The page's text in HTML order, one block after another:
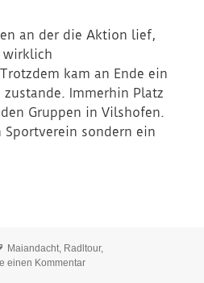
an der die Aktion lief,
wirklich
kam an Ende ein
zustande. Immerhin Platz
Gruppen in Vilshofen.
sondern ein
Schlagwörter
Maiandacht, Radltour,
einen Kommentarzu Stadtradeln 2021